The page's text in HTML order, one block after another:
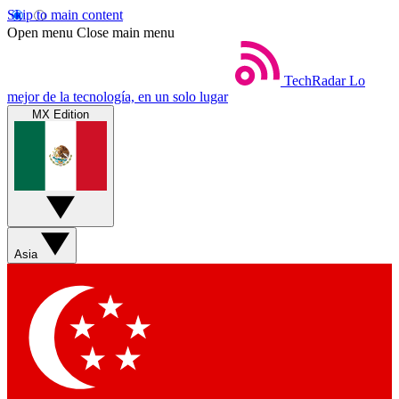
Skip to main content
Open menu Close main menu
TechRadar Lo
mejor de la tecnología, en un solo lugar
MX Edition
Asia